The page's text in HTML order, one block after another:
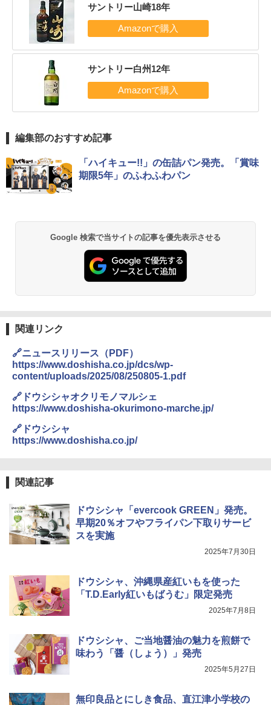
サントリー山崎18年
サントリー白州12年
編集部のおすすめ記事
「ハイキュー!!」の缶詰パン発売。「賞味
期限5年」のふわふわパン
Google 検索で当サイトの記事を優先表示させる
関連リンク
🔗ニュースリリース（PDF）
https://www.doshisha.co.jp/dcs/wp-
content/uploads/2025/08/250805-1.pdf
🔗ドウシシャオクリモノマルシェ
https://www.doshisha-okurimono-marche.jp/
🔗ドウシシャ
https://www.doshisha.co.jp/
関連記事
ドウシシャ「evercook GREEN」発売。
早期20％オフやフライパン下取りサービ
スを実施
2025年7月30日
ドウシシャ、沖縄県産紅いもを使った
「T.D.Early紅いもばうむ」限定発売
2025年7月8日
ドウシシャ、ご当地醤油の魅力を煎餅で
味わう「醤（しょう）」発売
2025年5月27日
無印良品とにしき食品、直江津小学校の